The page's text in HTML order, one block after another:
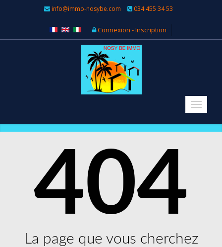
info@immo-nosybe.com 034 455 34 53
Connexion - Inscription
404
La page que vous cherchez